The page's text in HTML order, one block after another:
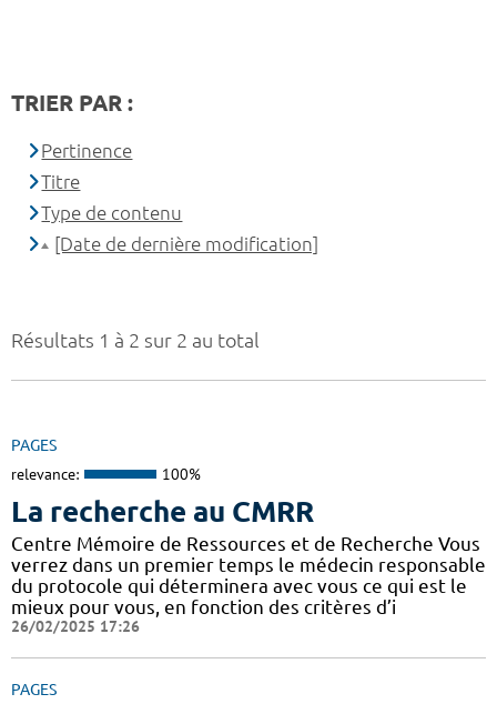
Résultats 1 à 2 sur 2 au total
PAGES
relevance: 100%
La recherche au CMRR
Centre Mémoire de Ressources et de Recherche Vous
verrez dans un premier temps le médecin responsable
du protocole qui déterminera avec vous ce qui est le
mieux pour vous, en fonction des critères d’i
26/02/2025 17:26
PAGES
TRIER PAR :
Pertinence
Titre
Type de contenu
[Date de dernière modification]